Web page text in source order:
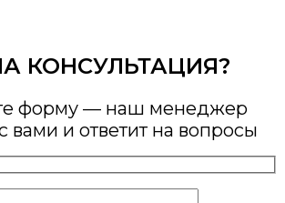
КОНСУЛЬТАЦИЯ?
форму — наш менеджер
вами и ответит на вопросы